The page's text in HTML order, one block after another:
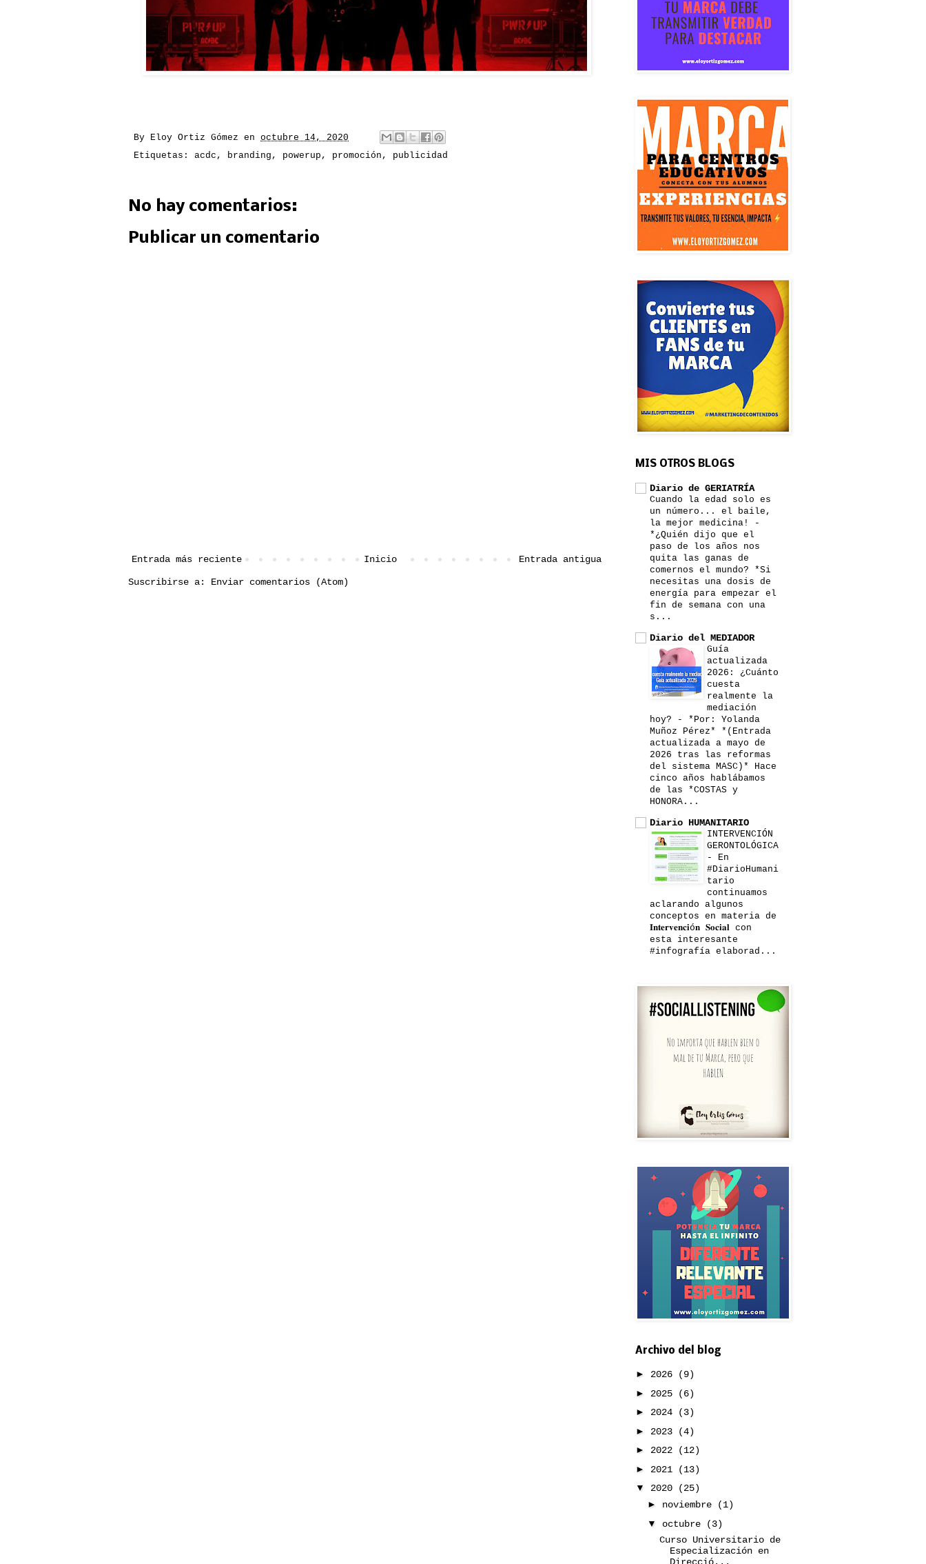
By Eloy Ortiz Gómez en octubre 14, 2020
Etiquetas: acdc , branding , powerup , promoción , publicidad
No hay comentarios:
Publicar un comentario
Entrada más reciente Entrada antigua
Inicio
Suscribirse a: Enviar comentarios (Atom)
MIS OTROS BLOGS
Diario de GERIATRÍA
Cuando la edad solo es
un número... el baile,
la mejor medicina!
-
*¿Quién dijo que el
paso de los años nos
quita las ganas de
comernos el mundo? *Si
necesitas una dosis de
energía para empezar el
fin de semana con una
s...
Diario del MEDIADOR
Guía
actualizada
2026: ¿Cuánto
cuesta
realmente la
mediación
hoy?
- *Por: Yolanda
Muñoz Pérez* *(Entrada
actualizada a mayo de
2026 tras las reformas
del sistema MASC)* Hace
cinco años hablábamos
de las *COSTAS y
HONORA...
Diario HUMANITARIO
INTERVENCIÓN
GERONTOLÓGICA
- En
#DiarioHumani
tario
continuamos
aclarando algunos
conceptos en materia de
𝐈𝐧𝐭𝐞𝐫𝐯𝐞𝐧𝐜𝐢ó𝐧 𝐒𝐨𝐜𝐢𝐚𝐥 con
esta interesante
#infografía elaborad...
Archivo del blog
► 2026
(9)
► 2025
(6)
► 2024
(3)
► 2023
(4)
► 2022
(12)
► 2021
(13)
▼ 2020
(25)
► noviembre
(1)
▼ octubre
(3)
Curso Universitario de
Especialización en
Direcció...